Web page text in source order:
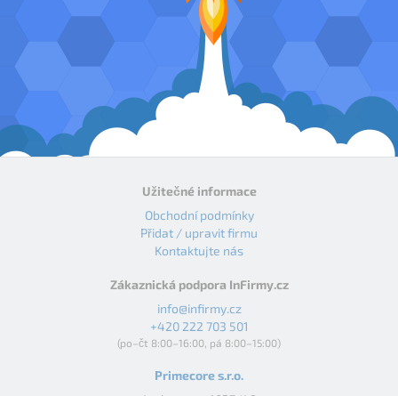
Užitečné informace
Obchodní podmínky
Přidat / upravit firmu
Kontaktujte nás
Zákaznická podpora InFirmy.cz
info@infirmy.cz
+420 222 703 501
(po–čt 8:00–16:00, pá 8:00–15:00)
Primecore s.r.o.